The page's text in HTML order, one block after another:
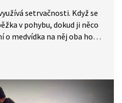
setrvačnosti. Když se
v pohybu, dokud ji něco
medvídka na něj oba hoši
působit a chlapci